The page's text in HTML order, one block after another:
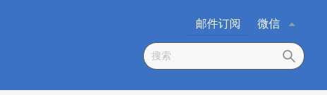
微信
邮件订阅